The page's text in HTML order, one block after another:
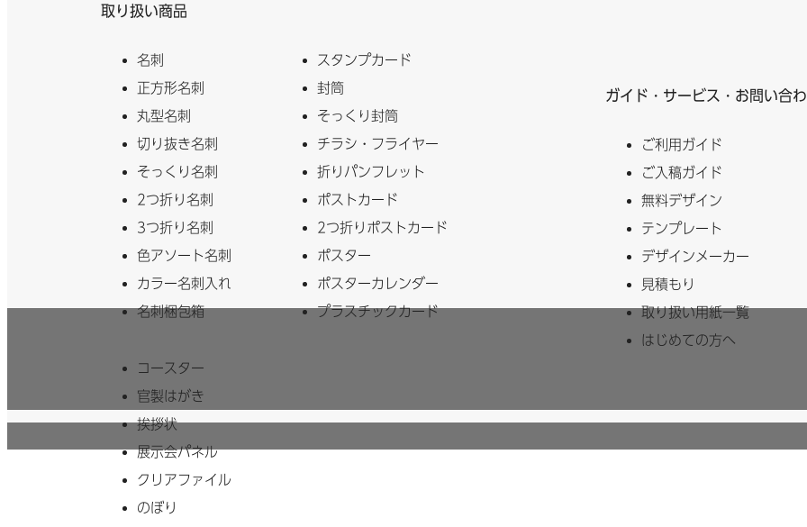
取り扱い商品
名刺
正方形名刺
丸型名刺
切り抜き名刺
そっくり名刺
2つ折り名刺
3つ折り名刺
色アソート名刺
カラー名刺入れ
名刺梱包箱
スタンプカード
封筒
そっくり封筒
チラシ・フライヤー
折りパンフレット
ポストカード
2つ折りポストカード
ポスター
ポスターカレンダー
プラスチックカード
コースター
官製はがき
挨拶状
展示会パネル
クリアファイル
のぼり
ガイド・サービス・お問い合
ご利用ガイド
ご入稿ガイド
無料デザイン
テンプレート
デザインメーカー
見積もり
取り扱い用紙一覧
はじめての方へ